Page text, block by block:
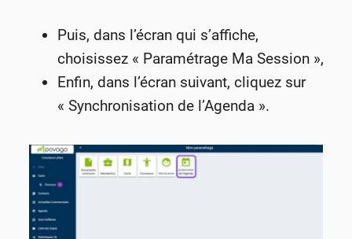
Puis, dans l’écran qui s’affiche,
choisissez « Paramétrage Ma Session »,
Enfin, dans l’écran suivant, cliquez sur
« Synchronisation de l’Agenda ».